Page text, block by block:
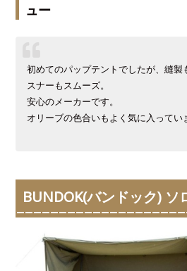
ュー
初めてのパップテントでしたが、縫製
スナーもスムーズ。
安心のメーカーです。
オリーブの色合いもよく気に入ってい
BUNDOK(バンドック) ソ